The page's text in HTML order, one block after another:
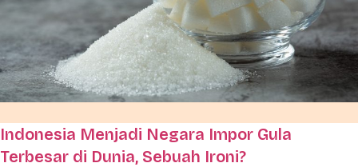
Indonesia Menjadi Negara Impor Gula
Terbesar di Dunia, Sebuah Ironi?